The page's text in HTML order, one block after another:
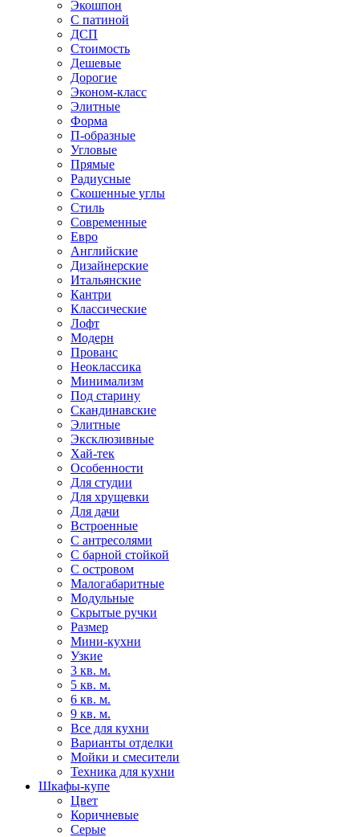
Экошпон
С патиной
ДСП
Стоимость
Дешевые
Дорогие
Эконом-класс
Элитные
Форма
П-образные
Угловые
Прямые
Радиусные
Скошенные углы
Стиль
Современные
Евро
Английские
Дизайнерские
Итальянские
Кантри
Классические
Лофт
Модерн
Прованс
Неоклассика
Минимализм
Под старину
Скандинавские
Элитные
Эксклюзивные
Хай-тек
Особенности
Для студии
Для хрущевки
Для дачи
Встроенные
С антресолями
С барной стойкой
С островом
Малогабаритные
Модульные
Скрытые ручки
Размер
Мини-кухни
Узкие
3 кв. м.
5 кв. м.
6 кв. м.
9 кв. м.
Все для кухни
Варианты отделки
Мойки и смесители
Техника для кухни
Шкафы-купе
Цвет
Коричневые
Серые